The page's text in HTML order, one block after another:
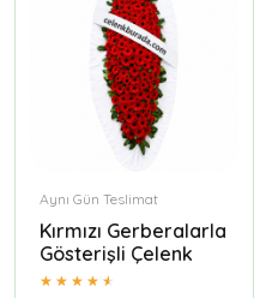
Aynı Gün Teslimat
Kırmızı Gerberalarla
Gösterişli Çelenk